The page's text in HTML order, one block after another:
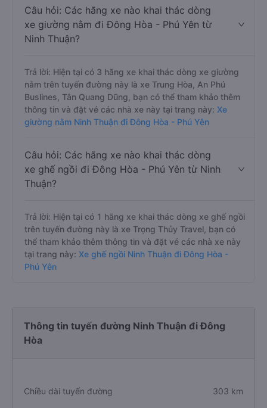
Câu hỏi: Các hãng xe nào khai thác dòng
xe giường nằm đi Đông Hòa - Phú Yên từ
Ninh Thuận?
Trả lời: Hiện tại có 3 hãng xe khai thác dòng xe giường
nằm trên tuyến đường này là xe Trung Hòa, An Phú
Buslines, Tân Quang Dũng, bạn có thể tham khảo thêm
thông tin và đặt vé các nhà xe này tại trang này: Xe
giường nằm Ninh Thuận đi Đông Hòa - Phú Yên
Câu hỏi: Các hãng xe nào khai thác dòng
xe ghế ngồi đi Đông Hòa - Phú Yên từ Ninh
Thuận?
Trả lời: Hiện tại có 1 hãng xe khai thác dòng xe ghế ngồi
trên tuyến đường này là xe Trọng Thủy Travel, bạn có
thể tham khảo thêm thông tin và đặt vé các nhà xe này
tại trang này: Xe ghế ngồi Ninh Thuận đi Đông Hòa -
Phú Yên
Thông tin tuyến đường Ninh Thuận đi Đông
Hòa
Chiều dài tuyến đường 303 km